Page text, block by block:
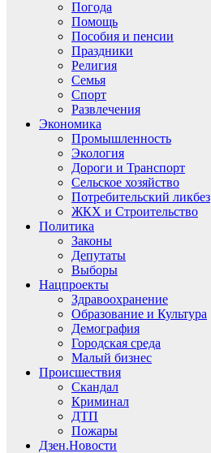
Погода
Помощь
Пособия и пенсии
Праздники
Религия
Семья
Спорт
Развлечения
Экономика
Промышленность
Экология
Дороги и Транспорт
Сельское хозяйство
Потребительский ликбез
ЖКХ и Строительство
Политика
Законы
Депутаты
Выборы
Нацпроекты
Здравоохранение
Образование и Культура
Демография
Городская среда
Малый бизнес
Происшествия
Скандал
Криминал
ДТП
Пожары
Дзен.Новости